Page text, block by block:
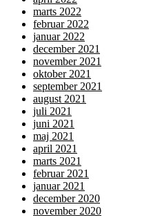
marts 2022
februar 2022
januar 2022
december 2021
november 2021
oktober 2021
september 2021
august 2021
juli 2021
juni 2021
maj 2021
april 2021
marts 2021
februar 2021
januar 2021
december 2020
november 2020